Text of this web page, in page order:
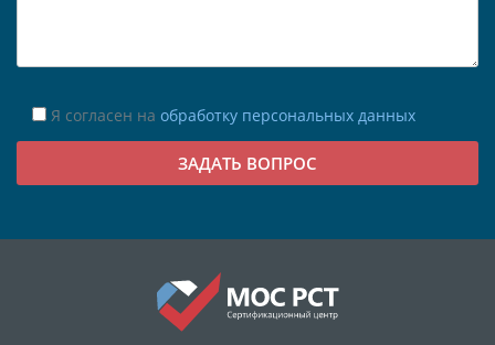
Я согласен на обработку персональных данных